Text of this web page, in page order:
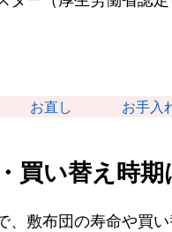
お直し
お手入
買い替え時期
、敷布団の寿命や買い